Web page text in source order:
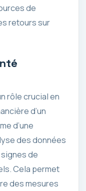
de
retours sur
rôle crucial en
d’un
d’une
des données
de
Cela permet
des mesures